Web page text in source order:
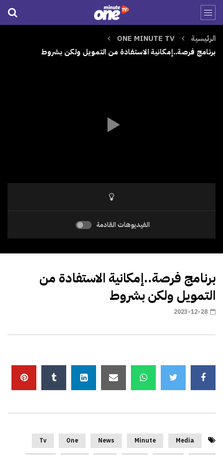
الرئيسية
ONE MINUTE TV
برنامج فرصة..إمكانية الاستفادة من التمويل ولكن بشروط
الفيديوهات القادمة
برنامج فرصة..إمكانية الاستفادة من
التمويل ولكن بشروط
2023-12-28
Media
Minute
News
One
Tv